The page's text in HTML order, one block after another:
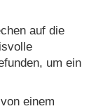
auf die
um ein
einem